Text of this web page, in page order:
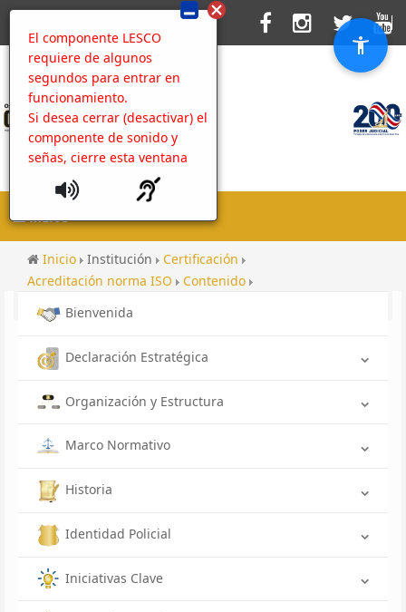
El componente LESCO
requiere de algunos
segundos para entrar en
funcionamiento.
Si desea cerrar (desactivar) el
componente de sonido y
señas, cierre esta ventana
MENU
Inicio Institución
Certificación
Acreditación norma ISO
Contenido
Bienvenida
Declaración Estratégica
Organización y Estructura
Marco Normativo
Historia
Identidad Policial
Iniciativas Clave